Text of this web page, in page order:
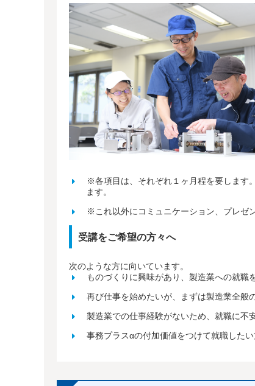
※各項目は、それぞれ１ヶ月程を要します
ます。
※これ以外にコミュニケーション、プレゼ
受講をご希望の方々へ
次のような方に向いています。
ものづくりに興味があり、製造業への就職
再び仕事を始めたいが、まずは製造業全般
製造業での仕事経験がないため、就職に不
事務プラスαの付加価値をつけて就職した